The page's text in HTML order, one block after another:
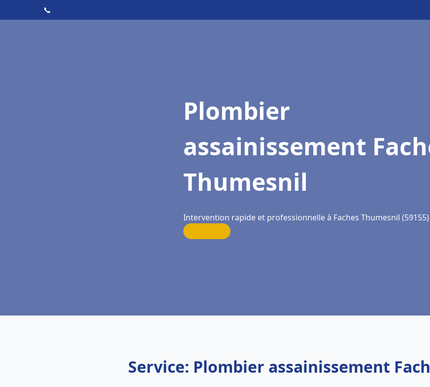
📞
Plombier
assainissement
Thumesnil
Intervention rapide et professionnelle à Faches Thumesnil (59155)
Service: Plombier assainissement